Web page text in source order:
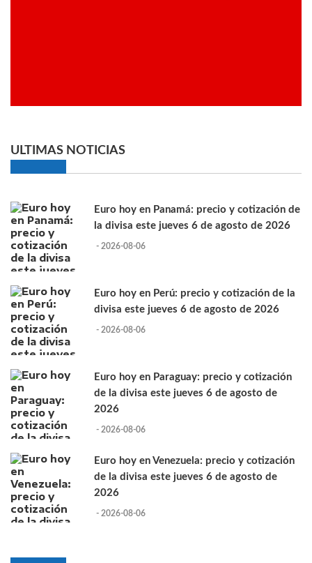
ULTIMAS NOTICIAS
Euro hoy en Panamá: precio y cotización de
la divisa este jueves 6 de agosto de 2026
- 2026-08-06
Euro hoy en Perú: precio y cotización de la
divisa este jueves 6 de agosto de 2026
- 2026-08-06
Euro hoy en Paraguay: precio y cotización
de la divisa este jueves 6 de agosto de
2026
- 2026-08-06
Euro hoy en Venezuela: precio y cotización
de la divisa este jueves 6 de agosto de
2026
- 2026-08-06